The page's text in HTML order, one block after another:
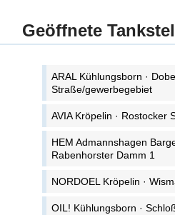
Geöffnete
ARAL Kühlungsborn ·
Straße/gewerbegebiet
AVIA Kröpelin · Rostocker
HEM Admannshagen
Rabenhorster Damm 1
NORDOEL Kröpelin ·
OIL! Kühlungsborn ·